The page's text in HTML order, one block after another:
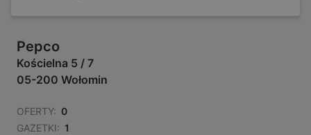
Pepco
Kościelna 5 / 7
05-200 Wołomin
OFERTY: 0
GAZETKI: 1